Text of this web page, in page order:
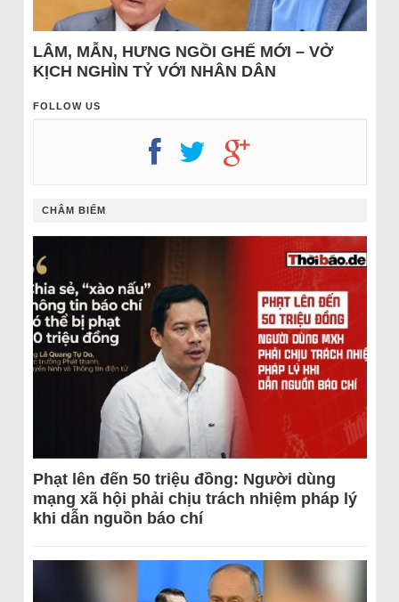
LÂM, MẪN, HƯNG NGỒI GHẾ MỚI – VỞ
KỊCH NGHÌN TỶ VỚI NHÂN DÂN
FOLLOW US
CHÂM BIẾM
Phạt lên đến 50 triệu đồng: Người dùng
mạng xã hội phải chịu trách nhiệm pháp lý
khi dẫn nguồn báo chí